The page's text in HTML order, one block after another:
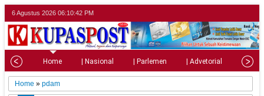
6 Agustus 2026 06:10:44 PM
Home | Nasional | Parlemen | Advetorial |
Home »pdam